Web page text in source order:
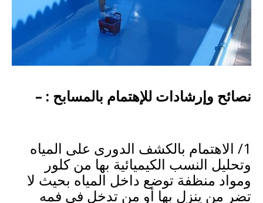
نصائح وإرشادات للإهتمام بالمسابح : –
1/ الاهتمام بالكشف الدورى على المياه
وتحليل النسب الكيميائية بها من كلور
ومواد منظفة توضع داخل المياه بحيث لا
تضر من ينزل بها أو من تدخل فى فمه